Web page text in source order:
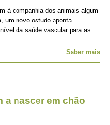
à companhia dos animais algum
um novo estudo aponta
da saúde vascular para as
Saber mais
a nascer em chão